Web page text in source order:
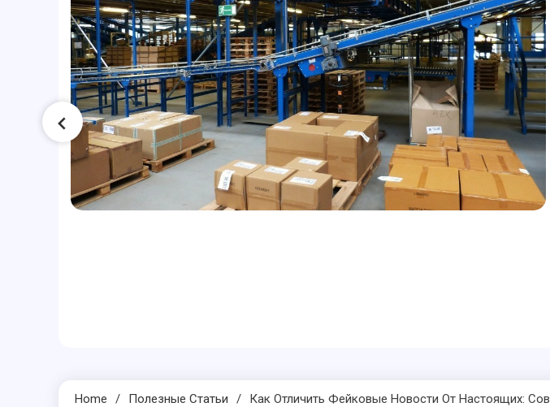
Home Полезные Статьи Как Отличить Фейковые Новости От Настоящих: